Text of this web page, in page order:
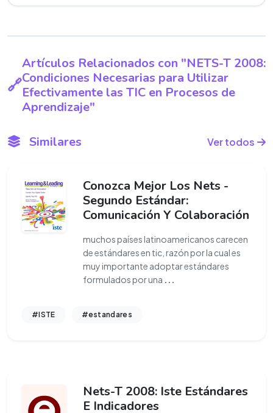
Artículos Relacionados con "NETS-T 2008:
Condiciones Necesarias para Utilizar
Efectivamente las TIC en Procesos de
Aprendizaje"
Similares Ver todos
Conozca Mejor Los Nets -
Segundo Estándar:
Comunicación Y Colaboración
muchos países latinoamericanos carecen
de estándares en tic, razón por la cual es
muy importante adoptar estándares
formulados por una ...
#ISTE #estandares
Nets-T 2008: Iste Estándares
E Indicadores